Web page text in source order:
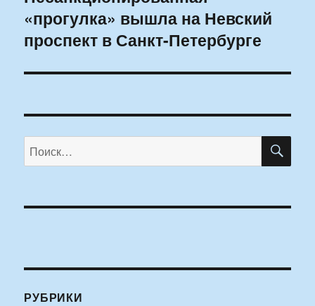
запись:
«прогулка» вышла на Невский
проспект в Санкт-Петербурге
Искать:
РУБРИКИ